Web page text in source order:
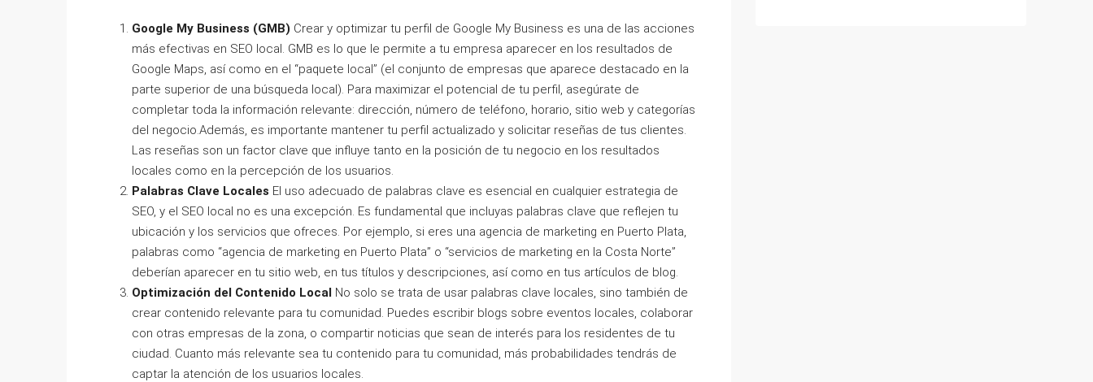
Google My Business (GMB) Crear y optimizar tu perfil de Google My Business es una de las acciones
más efectivas en SEO local. GMB es lo que le permite a tu empresa aparecer en los resultados de
Google Maps, así como en el “paquete local” (el conjunto de empresas que aparece destacado en la
parte superior de una búsqueda local). Para maximizar el potencial de tu perfil, asegúrate de
completar toda la información relevante: dirección, número de teléfono, horario, sitio web y categorías
del negocio.Además, es importante mantener tu perfil actualizado y solicitar reseñas de tus clientes.
Las reseñas son un factor clave que influye tanto en la posición de tu negocio en los resultados
locales como en la percepción de los usuarios.
Palabras Clave Locales El uso adecuado de palabras clave es esencial en cualquier estrategia de
SEO, y el SEO local no es una excepción. Es fundamental que incluyas palabras clave que reflejen tu
ubicación y los servicios que ofreces. Por ejemplo, si eres una agencia de marketing en Puerto Plata,
palabras como “agencia de marketing en Puerto Plata” o “servicios de marketing en la Costa Norte”
deberían aparecer en tu sitio web, en tus títulos y descripciones, así como en tus artículos de blog.
Optimización del Contenido Local No solo se trata de usar palabras clave locales, sino también de
crear contenido relevante para tu comunidad. Puedes escribir blogs sobre eventos locales, colaborar
con otras empresas de la zona, o compartir noticias que sean de interés para los residentes de tu
ciudad. Cuanto más relevante sea tu contenido para tu comunidad, más probabilidades tendrás de
captar la atención de los usuarios locales.